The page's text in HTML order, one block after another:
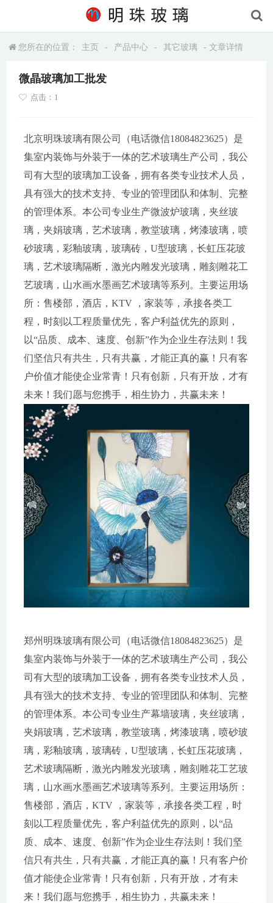
您所在的位置： 主页 - 产品中心 - 其它玻璃 - 文章详情
微晶玻璃加工批发
点击：1
北京明珠玻璃有限公司（电话微信18084823625）是
集室内装饰与外装于一体的艺术玻璃生产公司，我公
司有大型的玻璃加工设备，拥有各类专业技术人员，
具有强大的技术支持、专业的管理团队和体制、完整
的管理体系。本公司专业生产微波炉玻璃，夹丝玻
璃，夹娟玻璃，艺术玻璃，教堂玻璃，烤漆玻璃，喷
砂玻璃，彩釉玻璃，玻璃砖，U型玻璃，长虹压花玻
璃，艺术玻璃隔断，激光内雕发光玻璃，雕刻雕花工
艺玻璃，山水画水墨画艺术玻璃等系列。主要运用场
所：售楼部，酒店，KTV ，家装等，承接各类工
程，时刻以工程质量优先，客户利益优先的原则，
以“品质、成本、速度、创新”作为企业生存法则！我
们坚信只有共生，只有共赢，才能正真的赢！只有客
户价值才能使企业常青！只有创新，只有开放，才有
未来！我们愿与您携手，相生协力，共赢未来！
郑州明珠玻璃有限公司（电话微信18084823625）是
集室内装饰与外装于一体的艺术玻璃生产公司，我公
司有大型的玻璃加工设备，拥有各类专业技术人员，
具有强大的技术支持、专业的管理团队和体制、完整
的管理体系。本公司专业生产幕墙玻璃，夹丝玻璃，
夹娟玻璃，艺术玻璃，教堂玻璃，烤漆玻璃，喷砂玻
璃，彩釉玻璃，玻璃砖，U型玻璃，长虹压花玻璃，
艺术玻璃隔断，激光内雕发光玻璃，雕刻雕花工艺玻
璃，山水画水墨画艺术玻璃等系列。主要运用场所：
售楼部，酒店，KTV ，家装等，承接各类工程，时
刻以工程质量优先，客户利益优先的原则，以“品
质、成本、速度、创新”作为企业生存法则！我们坚
信只有共生，只有共赢，才能正真的赢！只有客户价
值才能使企业常青！只有创新，只有开放，才有未
来！我们愿与您携手，相生协力，共赢未来！